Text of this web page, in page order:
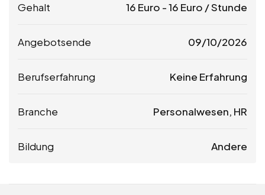
Gehalt 16 Euro -16 Euro / Stunde
Angebotsende 09/10/2026
Berufserfahrung Keine Erfahrung
Branche Personalwesen, HR
Bildung Andere